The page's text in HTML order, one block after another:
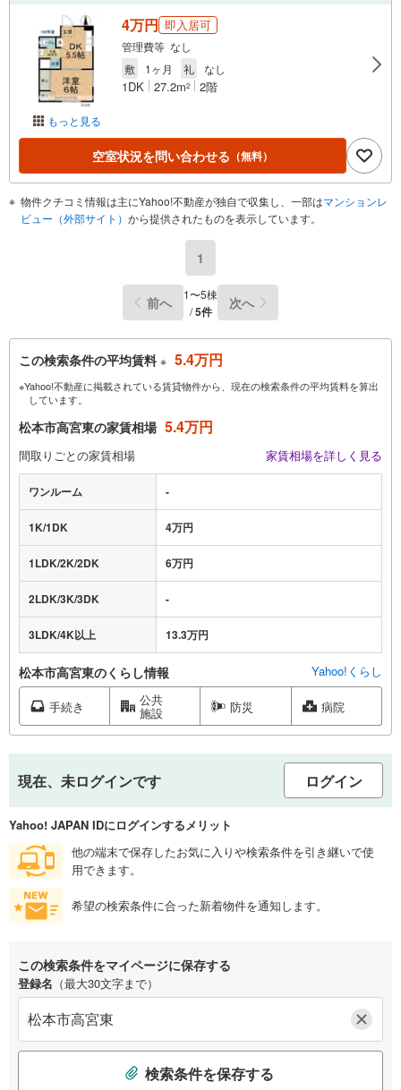
もっと見る
4万円 即入居可
管理費等 なし
敷
1ヶ月 礼 なし
1DK 27.2m2 2階
空室状況を問い合わせる （無料）
物件クチコミ情報は主にYahoo!不動産が独自で収集し、一部はマンションレ
ビュー（外部サイト） から提供されたものを表示しています。
1
前へ
1〜5棟
/5件 次へ
この検索条件の平均賃料 ※ 5.4万円
※Yahoo!不動産に掲載されている賃貸物件から、現在の検索条件の平均賃料を算出
しています。
松本市高宮東の家賃相場 5.4万円
間取りごとの家賃相場 家賃相場を詳しく見る
ワンルーム -
1K/1DK 4万円
1LDK/2K/2DK 6万円
2LDK/3K/3DK -
3LDK/4K以上 13.3万円
松本市高宮東のくらし情報 Yahoo!くらし
手続き 公共
施設 防災 病院
現在、未ログインです ログイン
Yahoo! JAPAN IDにログインするメリット
他の端末で保存したお気に入りや検索条件を引き継いで使
用できます。
希望の検索条件に合った新着物件を通知します。
この検索条件をマイページに保存する
登録名 （最大30文字まで）
検索条件を保存する